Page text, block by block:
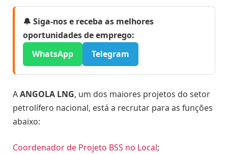
🔔 Siga-nos e receba as melhores
oportunidades de emprego:
WhatsApp
Telegram
AANGOLA LNG, um dos maiores projetos do setor
petrolífero nacional, está a recrutar para as funções
abaixo:
Coordenador de Projeto BSS no Local;